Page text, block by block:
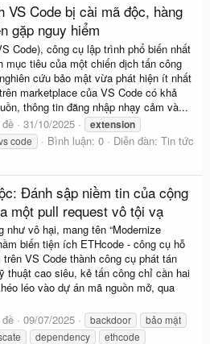
VS Code bị cài mã độc, hàng
gặp nguy hiểm
Code), công cụ lập trình phổ biến nhất
mục tiêu của một chiến dịch tấn công
cứu bảo mật vừa phát hiện ít nhất
marketplace của VS Code có khả
thông tin đăng nhập nhạy cảm và...
31/10/2025 extension
code Bình luận: 0 Diễn đàn: Tin tức
Đánh sập niềm tin của cộng
một pull request vô tội vạ
như vô hại, mang tên “Modernize
biến tiện ích ETHcode - công cụ hỗ
VS Code thành công cụ phát tán
thuật cao siêu, kẻ tấn công chỉ cần hai
léo vào dự án mã nguồn mở, qua
09/07/2025 backdoor
bảo mật
dependency
ethcode